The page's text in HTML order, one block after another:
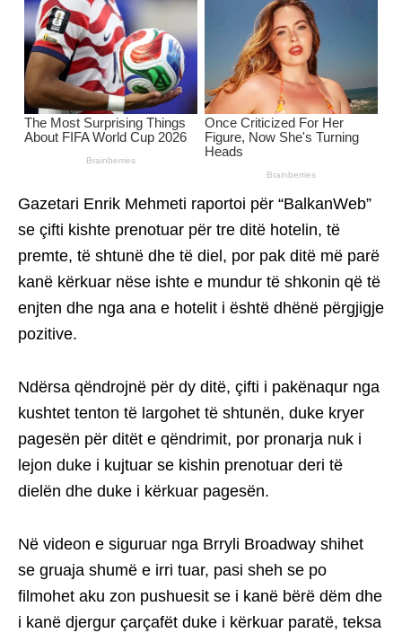
Gazetari Enrik Mehmeti raportoi për “BalkanWeb”
se çifti kishte prenotuar për tre ditë hotelin, të
premte, të shtunë dhe të diel, por pak ditë më parë
kanë kërkuar nëse ishte e mundur të shkonin që të
enjten dhe nga ana e hotelit i është dhënë përgjigje
pozitive.
Ndërsa qëndrojnë për dy ditë, çifti i pakënaqur nga
kushtet tenton të largohet të shtunën, duke kryer
pagesën për ditët e qëndrimit, por pronarja nuk i
lejon duke i kujtuar se kishin prenotuar deri të
dielën dhe duke i kërkuar pagesën.
Në videon e siguruar nga Brryli Broadway shihet
se gruaja shumë e irri tuar, pasi sheh se po
filmohet aku zon pushuesit se i kanë bërë dëm dhe
i kanë djergur çarçafët duke i kërkuar paratë, teksa